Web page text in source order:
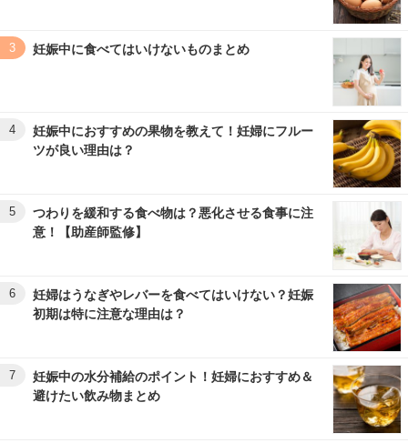
3 妊娠中に食べてはいけないものまとめ
4
妊娠中におすすめの果物を教えて！妊婦にフルー
ツが良い理由は？
5
つわりを緩和する食べ物は？悪化させる食事に注
意！【助産師監修】
6
妊婦はうなぎやレバーを食べてはいけない？妊娠
初期は特に注意な理由は？
7
妊娠中の水分補給のポイント！妊婦におすすめ＆
避けたい飲み物まとめ